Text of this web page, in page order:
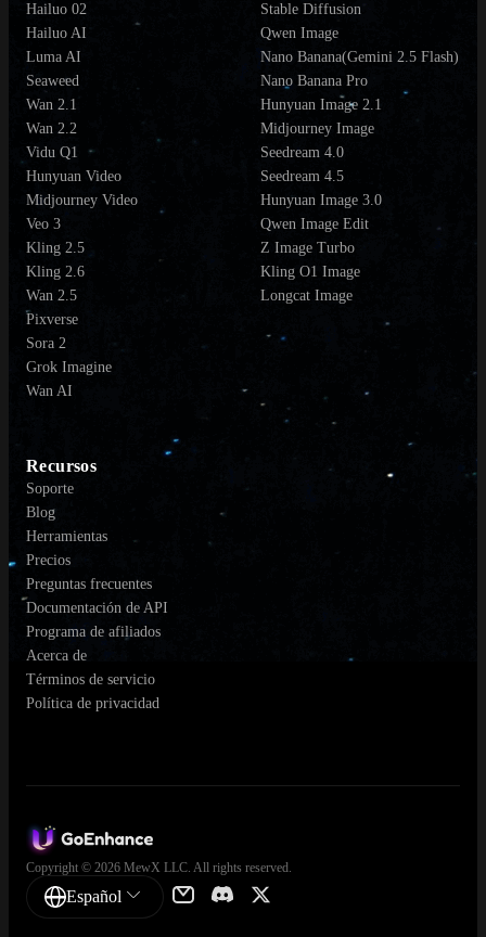
Hailuo 02
Hailuo AI
Luma AI
Seaweed
Wan 2.1
Wan 2.2
Vidu Q1
Hunyuan Video
Midjourney Video
Veo 3
Kling 2.5
Kling 2.6
Wan 2.5
Pixverse
Sora 2
Grok Imagine
Wan AI
Stable Diffusion
Qwen Image
Nano Banana(Gemini 2.5 Flash)
Nano Banana Pro
Hunyuan Image 2.1
Midjourney Image
Seedream 4.0
Seedream 4.5
Hunyuan Image 3.0
Qwen Image Edit
Z Image Turbo
Kling O1 Image
Longcat Image
Recursos
Soporte
Blog
Herramientas
Precios
Preguntas frecuentes
Documentación de API
Programa de afiliados
Acerca de
Términos de servicio
Política de privacidad
Copyright © 2026 MewX LLC. All rights reserved.
Español